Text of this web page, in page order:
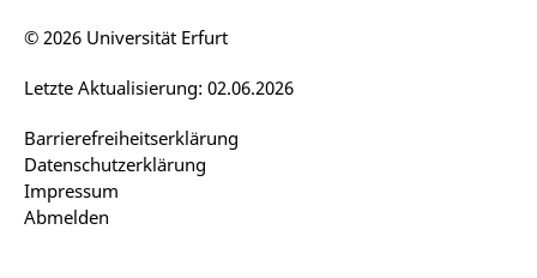
Barrierefreiheitserklärung
Datenschutzerklärung
Impressum
Abmelden
Letzte Aktualisierung: 02.06.2026
© 2026 Universität Erfurt